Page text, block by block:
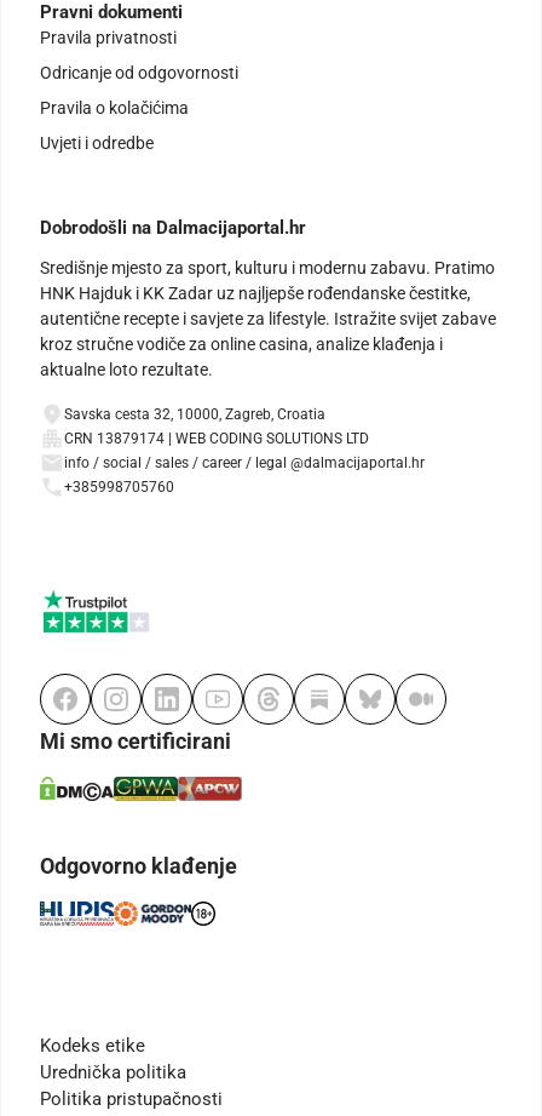
Pravni dokumenti
Pravila privatnosti
Odricanje od odgovornosti
Pravila o kolačićima
Uvjeti i odredbe
Dobrodošli na Dalmacijaportal.hr
Središnje mjesto za sport, kulturu i modernu zabavu. Pratimo
HNK Hajduk i KK Zadar uz najljepše rođendanske čestitke,
autentične recepte i savjete za lifestyle. Istražite svijet zabave
kroz stručne vodiče za online casina, analize klađenja i
aktualne loto rezultate.
Savska cesta 32, 10000, Zagreb, Croatia
CRN 13879174 | WEB CODING SOLUTIONS LTD
info / social / sales / career / legal @dalmacijaportal.hr
+385998705760
Mi smo certificirani
Odgovorno klađenje
Kodeks etike
Urednička politika
Politika pristupačnosti